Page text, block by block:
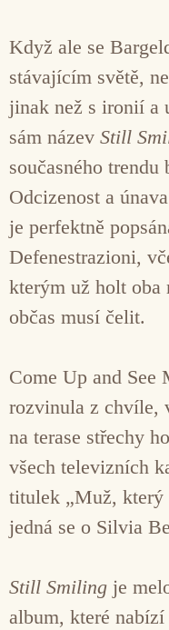
Když ale se
stávajícím světě,
jinak než s ironií a
sám název Still
současného
Odcizenost a
je perfektně
Defenestrazioni,
kterým už holt oba
občas musí čelit.
Come Up and See
rozvinula z chvíle,
na terase střechy
všech televizních
titulek „Muž, který
jedná se o Silvia
Still Smiling je
album, které